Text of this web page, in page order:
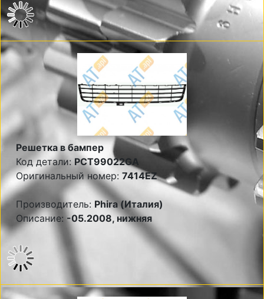
Решетка в бампер
Код детали: PCT99022GA
Оригинальный номер: 7414EZ
Производитель: Phira (Италия)
Описание: -05.2008, нижняя